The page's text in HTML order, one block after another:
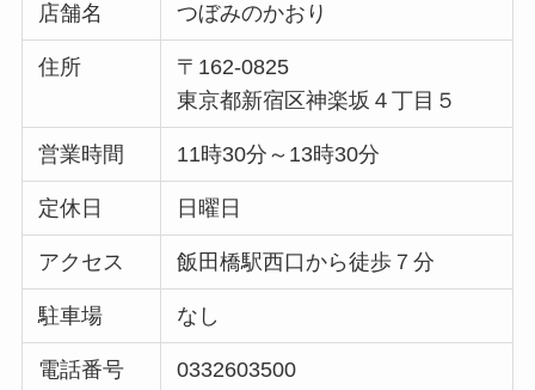
店舗名 つぼみのかおり
住所
〒162-0825
東京都新宿区神楽坂４丁目５
営業時間 11時30分～13時30分
定休日 日曜日
アクセス 飯田橋駅西口から徒歩７分
駐車場 なし
電話番号 0332603500